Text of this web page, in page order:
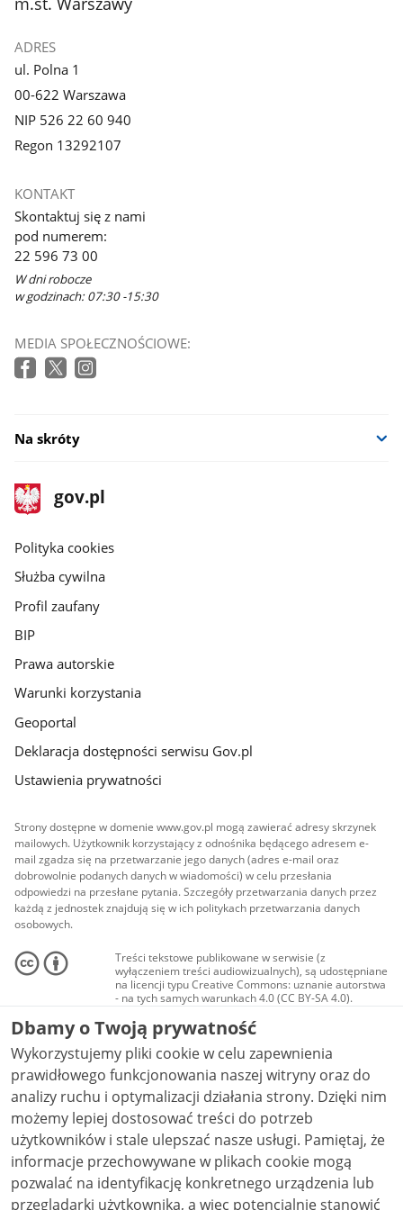
ADRES
ul. Polna 1
00-622 Warszawa
NIP 526 22 60 940
Regon 13292107
KONTAKT
Skontaktuj się z nami
pod numerem:
22 596 73 00
W dni robocze
w godzinach: 07:30 -15:30
MEDIA SPOŁECZNOŚCIOWE:
Na skróty
stopka
gov.pl
Strona
gov.pl
gov.pl
Polityka cookies
Służba cywilna
Profil zaufany
BIP
Prawa autorskie
Warunki korzystania
Geoportal
Deklaracja dostępności serwisu Gov.pl
Ustawienia prywatności
Strony dostępne w domenie www.gov.pl mogą zawierać adresy skrzynek
mailowych. Użytkownik korzystający z odnośnika będącego adresem e-
mail zgadza się na przetwarzanie jego danych (adres e-mail oraz
dobrowolnie podanych danych w wiadomości) w celu przesłania
odpowiedzi na przesłane pytania. Szczegóły przetwarzania danych przez
każdą z jednostek znajdują się w ich politykach przetwarzania danych
osobowych.
Treści tekstowe publikowane w serwisie (z
wyłączeniem treści audiowizualnych), są udostępniane
na licencji typu Creative Commons: uznanie autorstwa
- na tych samych warunkach 4.0 (CC BY-SA 4.0).
Materiały audiowizualne, w tym zdjęcia, materiały
audio i wideo, są udostępniane na licencji typu
Creative Commons: uznanie autorstwa użycie
niekomercyjne - bez utworów zależnych 4.0 (CC BY-
NC-ND 4.0), o ile nie jest to stwierdzone inaczej.
Dbamy o Twoją prywatność
Wykorzystujemy pliki cookie w celu zapewnienia
prawidłowego funkcjonowania naszej witryny oraz do
analizy ruchu i optymalizacji działania strony. Dzięki nim
możemy lepiej dostosować treści do potrzeb
użytkowników i stale ulepszać nasze usługi. Pamiętaj, że
informacje przechowywane w plikach cookie mogą
pozwalać na identyfikację konkretnego urządzenia lub
przeglądarki użytkownika, a więc potencjalnie stanowić